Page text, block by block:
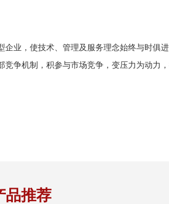
业，使技术、管理及服务理念始终与时俱进
争机制，积参与市场竞争，变压力为动力，
品推荐